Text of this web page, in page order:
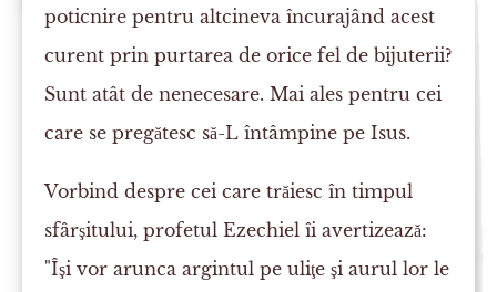
poticnire pentru altcineva încurajând acest
curent prin purtarea de orice fel de bijuterii?
Sunt atât de nenecesare. Mai ales pentru cei
care se pregătesc să-L întâmpine pe Isus.
Vorbind despre cei care trăiesc în timpul
sfârşitului, profetul Ezechiel îi avertizează:
"Îşi vor arunca argintul pe uliţe şi aurul lor le